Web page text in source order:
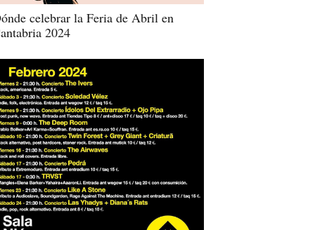
celebrar la Feria de Abril en
2024